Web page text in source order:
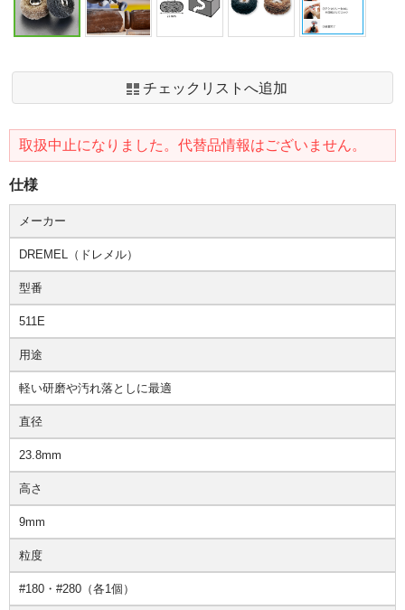
チェックリストへ追加
取扱中止になりました。代替品情報はございません。
仕様
メーカー
DREMEL（ドレメル）
型番
511E
用途
軽い研磨や汚れ落としに最適
直径
23.8mm
高さ
9mm
粒度
#180・#280（各1個）